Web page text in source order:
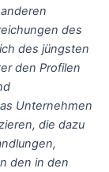
des
des jüngsten
den Profilen
Unternehmen
die dazu
den in den